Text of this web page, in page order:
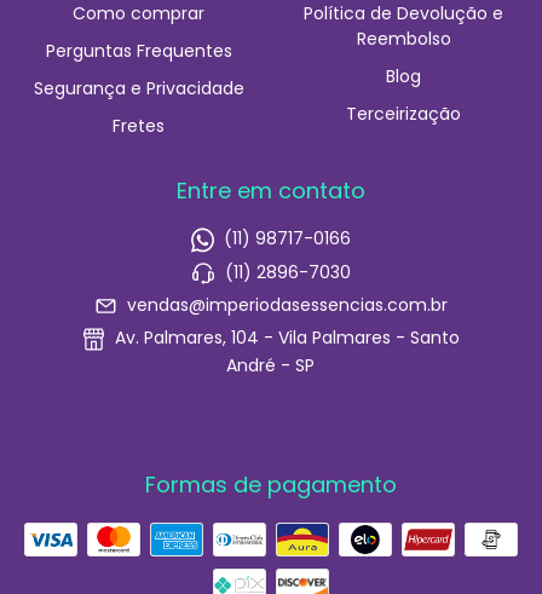
Como comprar
Perguntas Frequentes
Segurança e Privacidade
Fretes
Política de Devolução e
Reembolso
Blog
Terceirização
Entre em contato
(11) 98717-0166
(11) 2896-7030
vendas@imperiodasessencias.com.br
Av. Palmares, 104 - Vila Palmares - Santo
André - SP
Formas de pagamento